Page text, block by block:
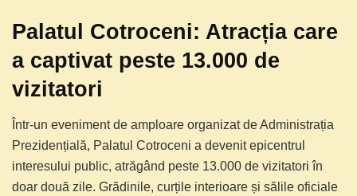
Palatul Cotroceni: Atracția care
a captivat peste 13.000 de
vizitatori
Într-un eveniment de amploare organizat de Administrația
Prezidențială, Palatul Cotroceni a devenit epicentrul
interesului public, atrăgând peste 13.000 de vizitatori în
doar două zile. Grădinile, curțile interioare și sălile oficiale